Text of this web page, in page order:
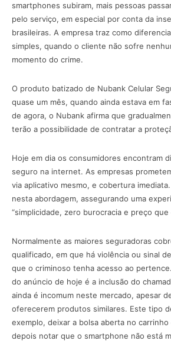
smartphones subiram, mais pessoas
pelo serviço, em especial por conta da
brasileiras. A empresa traz como
simples, quando o cliente não sofre
momento do crime.
O produto batizado de Nubank Celular
quase um mês, quando ainda estava em
de agora, o Nubank afirma que
terão a possibilidade de contratar a
Hoje em dia os consumidores encontram
seguro na internet. As empresas
via aplicativo mesmo, e cobertura
nesta abordagem, assegurando uma
“simplicidade, zero burocracia e preço que
Normalmente as maiores seguradoras
qualificado, em que há violência ou sinal
que o criminoso tenha acesso ao
do anúncio de hoje é a inclusão do
ainda é incomum neste mercado, apesar
oferecerem produtos similares. Este tipo
exemplo, deixar a bolsa aberta no
depois notar que o smartphone não está